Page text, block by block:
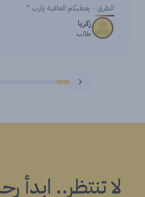
الطرق - يعطيكم العافية يارب "
زكريا
طالب
لا تنتظر.. ابدأ